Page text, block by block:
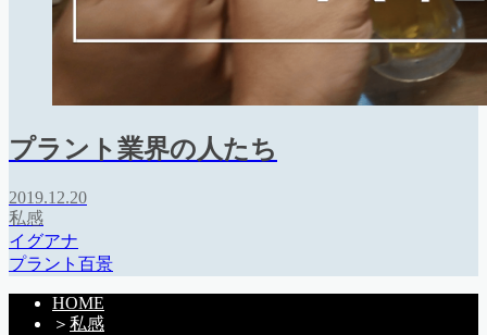
プラント業界の人たち
2019.12.20
私感
イグアナ
プラント百景
HOME
＞ 私感